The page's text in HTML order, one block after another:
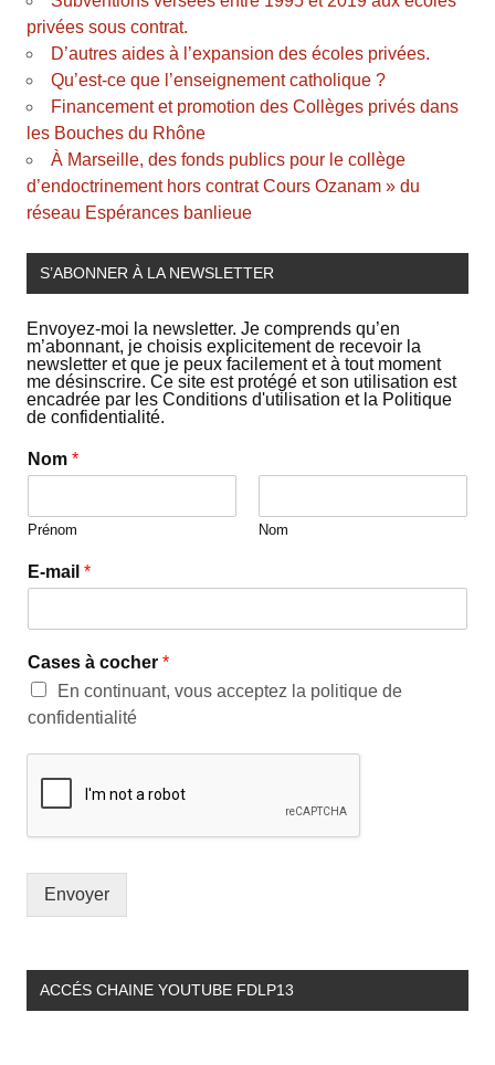
privées sous contrat.
D’autres aides à l’expansion des écoles privées.
Qu’est-ce que l’enseignement catholique ?
Financement et promotion des Collèges privés dans
les Bouches du Rhône
À Marseille, des fonds publics pour le collège
d’endoctrinement hors contrat Cours Ozanam » du
réseau Espérances banlieue
S’ABONNER À LA NEWSLETTER
Envoyez-moi la newsletter. Je comprends qu’en
m’abonnant, je choisis explicitement de recevoir la
newsletter et que je peux facilement et à tout moment
me désinscrire. Ce site est protégé et son utilisation est
encadrée par les Conditions d'utilisation et la Politique
de confidentialité.
Nom *
Prénom Nom
E-mail *
Cases à cocher *
En continuant, vous acceptez la politique de
confidentialité
Envoyer
ACCÉS CHAINE YOUTUBE FDLP13